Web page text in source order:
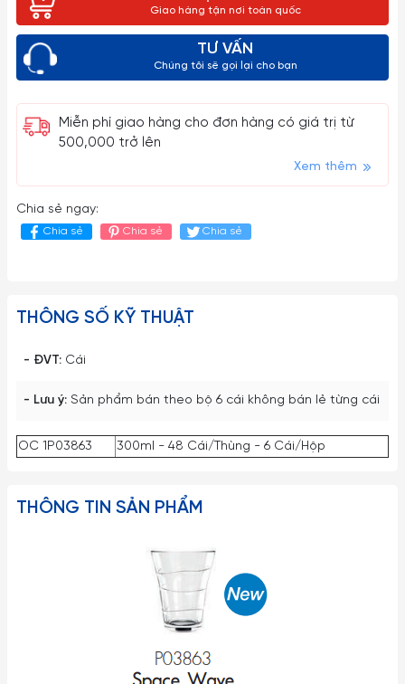
Giao hàng tận nơi toàn quốc
TƯ VẤN
Chúng tôi sẽ gọi lại cho bạn
Miễn phí giao hàng cho đơn hàng có giá trị từ
500,000 trở lên
Xem thêm
Chia sẻ ngay:
Chia sẻ Chia sẻ Chia sẻ
THÔNG SỐ KỸ THUẬT
- ĐVT: Cái
- Lưu ý: Sản phẩm bán theo bộ 6 cái không bán lẻ từng cái
OC 1P03863 300ml - 48 Cái/Thùng - 6 Cái/Hộp
THÔNG TIN SẢN PHẨM